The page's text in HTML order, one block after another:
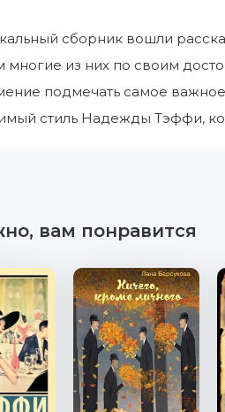
сборник вошли
многие из них по своим
подмечать самое
стиль Надежды Тэффи,
вам понравится